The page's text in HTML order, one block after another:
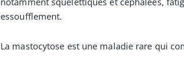
essoufflement.
La mastocytose est une maladie rare qui